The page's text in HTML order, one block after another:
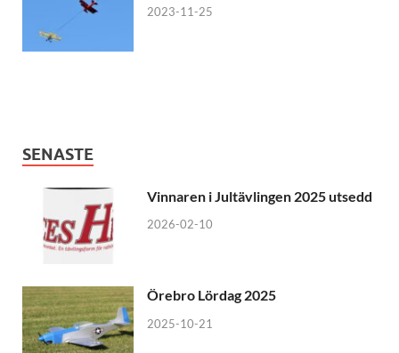
2023-11-25
SENASTE
Vinnaren i Jultävlingen 2025 utsedd
2026-02-10
Örebro Lördag 2025
2025-10-21